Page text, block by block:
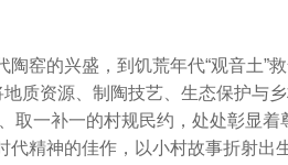
窑的兴盛，到饥荒年代“观音土”
质资源、制陶技艺、生态保护与乡
取一补一的村规民约，处处彰显
精神的佳作，以小村故事折射出